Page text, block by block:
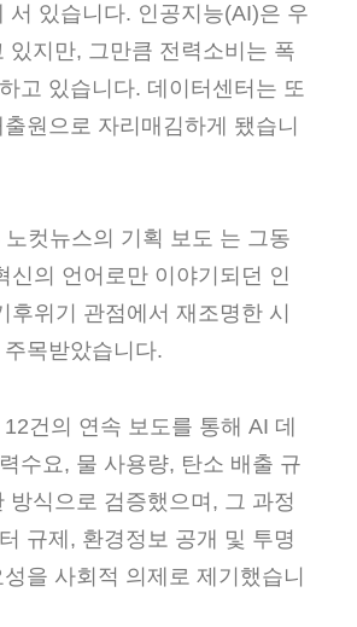
서 있습니다. 인공지능(AI)은 우
있지만, 그만큼 전력소비는 폭
고 있습니다. 데이터센터는 또
원으로 자리매김하게 됐습니
컷뉴스의 기획 보도 는 그동
신의 언어로만 이야기되던 인
후위기 관점에서 재조명한 시
목받았습니다.
건의 연속 보도를 통해 AI 데
수요, 물 사용량, 탄소 배출 규
방식으로 검증했으며, 그 과정
규제, 환경정보 공개 및 투명
을 사회적 의제로 제기했습니